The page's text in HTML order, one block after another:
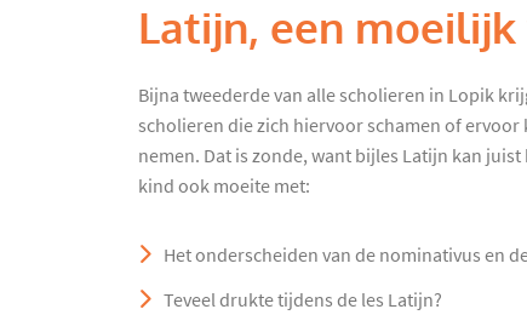
Latijn, een
Bijna tweederde van alle scholieren in Lopik
scholieren die zich hiervoor schamen of ervoor
nemen. Dat is zonde, want bijles Latijn kan
kind ook moeite met:
Het onderscheiden van de nominativus en
Teveel drukte tijdens de les Latijn?